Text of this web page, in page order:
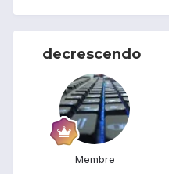
decrescendo
Membre